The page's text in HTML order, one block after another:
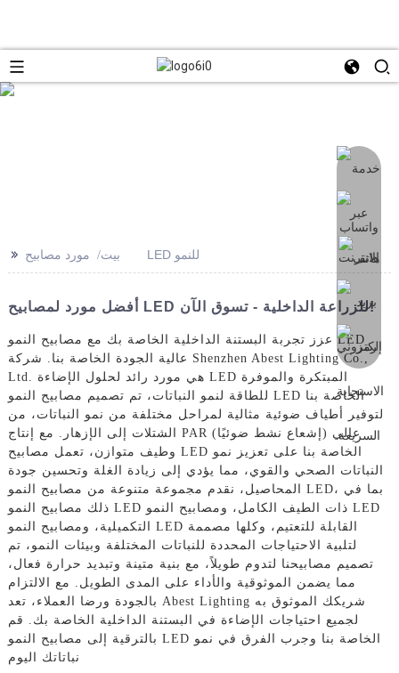
>> بيت مورد مصابيح LED للنمو
أفضل مورد لمصابيح LED للزراعة الداخلية - تسوق الآن!
عزز تجربة البستنة الداخلية الخاصة بك مع مصابيح النمو LED
عالية الجودة الخاصة بنا. شركة Shenzhen Abest Lighting Co.,
Ltd. هي مورد رائد لحلول الإضاءة LED المبتكرة والموفرة
للطاقة لنمو النباتات، تم تصميم مصابيح النمو LED الخاصة بنا
لتوفير أطياف ضوئية مثالية لمراحل مختلفة من نمو النباتات، من
الشتلات إلى الإزهار. مع إنتاج PAR (إشعاع نشط ضوئيًا) عالي
وطيف متوازن، تعمل مصابيح LED الخاصة بنا على تعزيز نمو
النباتات الصحي والقوي، مما يؤدي إلى زيادة الغلة وتحسين جودة
المحاصيل، نقدم مجموعة متنوعة من مصابيح النمو LED، بما في
ذلك مصابيح النمو LED ذات الطيف الكامل، ومصابيح النمو LED
التكميلية، ومصابيح النمو LED القابلة للتعتيم، وكلها مصممة
لتلبية الاحتياجات المحددة للنباتات المختلفة وبيئات النمو، تم
تصميم مصابيحنا لتدوم طويلاً، مع بنية متينة وتبديد حرارة فعال،
مما يضمن الموثوقية والأداء على المدى الطويل. مع الالتزام
بالجودة ورضا العملاء، تعد Abest Lighting شريكك الموثوق به
لجميع احتياجات الإضاءة في البستنة الداخلية الخاصة بك. قم
بالترقية إلى مصابيح النمو LED الخاصة بنا وجرب الفرق في نمو
نباتاتك اليوم